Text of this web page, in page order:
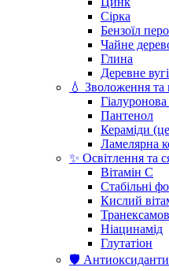
Сірка
Бензоїл
Чайне
Глина
Деревне
💧 Зволоження та
Пантенол
Кераміди
Ламелярна
✨ Освітлення та
Вітамін С
Стабільні
Кислий
Ніацинамід
Глутатіон
🛡️ Антиоксиданти